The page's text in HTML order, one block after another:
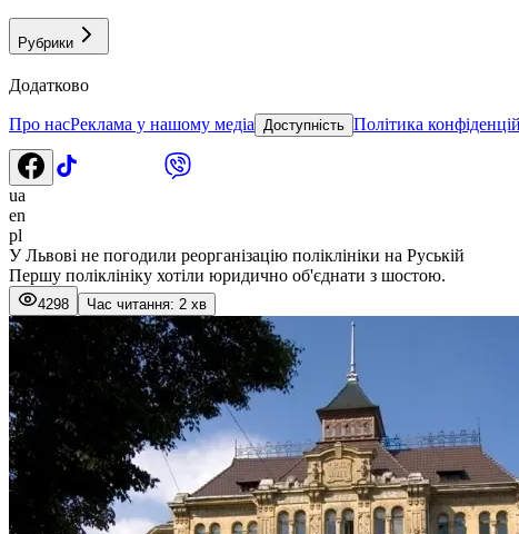
Рубрики
Додатково
Про насРеклама у нашому медіа Доступність Політика
ua
en
pl
У Львові не погодили реорганізацію поліклініки на Руській
Першу поліклініку хотіли юридично об'єднати з шостою.
4298 Час читання: 2 хв